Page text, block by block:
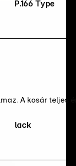
A kosár teljes
Neck Pouch black